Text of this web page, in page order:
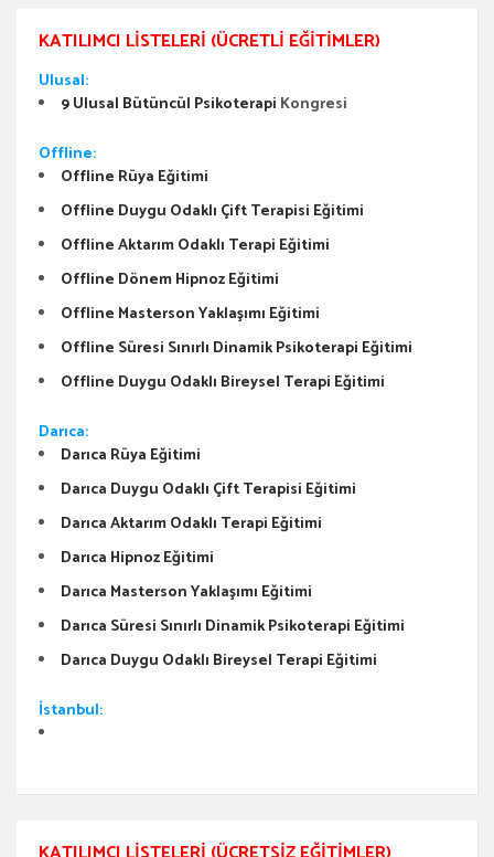
KATILIMCI LISTELERI (ÜCRETLI EĞITIMLER)
Ulusal:
9 Ulusal Bütüncül Psikoterapi Kongresi
Offline:
Offline Rüya Eğitimi
Offline Duygu Odaklı Çift Terapisi Eğitimi
Offline Aktarım Odaklı Terapi Eğitimi
Offline Dönem Hipnoz Eğitimi
Offline Masterson Yaklaşımı Eğitimi
Offline Süresi Sınırlı Dinamik Psikoterapi Eğitimi
Offline Duygu Odaklı Bireysel Terapi Eğitimi
Darıca:
Darıca Rüya Eğitimi
Darıca Duygu Odaklı Çift Terapisi Eğitimi
Darıca Aktarım Odaklı Terapi Eğitimi
Darıca Hipnoz Eğitimi
Darıca Masterson Yaklaşımı Eğitimi
Darıca Süresi Sınırlı Dinamik Psikoterapi Eğitimi
Darıca Duygu Odaklı Bireysel Terapi Eğitimi
İstanbul: